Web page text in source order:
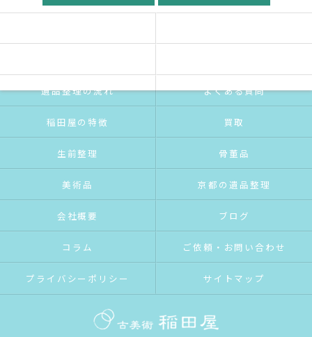
遺品整理の流れ よくある質問
稲田屋の特徴 買取
生前整理 骨董品
美術品 京都の遺品整理
会社概要 ブログ
コラム ご依頼・お問い合わせ
プライバシーポリシー サイトマップ